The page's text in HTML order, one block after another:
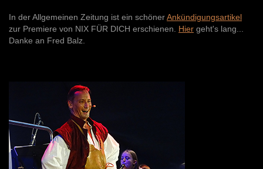
In der Allgemeinen Zeitung ist ein schönerAnkündigungsartikel
zur Premiere von NIX FÜR DICH erschienen. Hier geht's lang...
Danke an Fred Balz.